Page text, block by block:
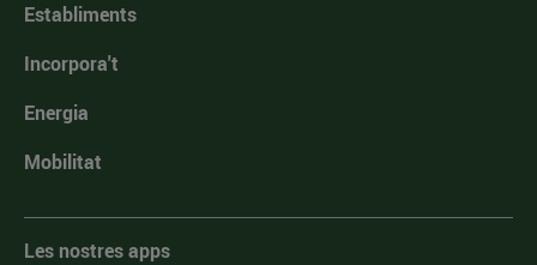
Establiments
Incorpora't
Energia
Mobilitat
Les nostres apps